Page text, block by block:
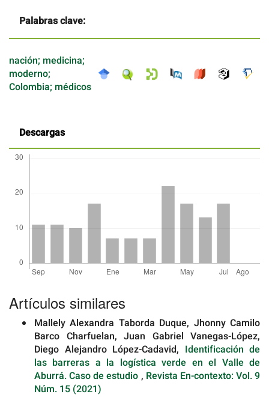
Palabras clave:
nación; medicina;
moderno;
Colombia; médicos
Descargas
del
artículo
Artículos similares
Mallely Alexandra Taborda Duque, Jhonny Camilo
Barco Charfuelan, Juan Gabriel Vanegas-López,
Diego Alejandro López-Cadavid, Identificación de
las barreras a la logística verde en el Valle de
Aburrá. Caso de estudio , Revista En-contexto: Vol. 9
Núm. 15 (2021)